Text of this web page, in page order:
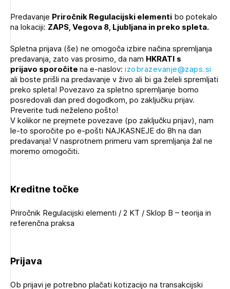
Predavanje Priročnik Regulacijski elementi bo potekalo
na lokaciji: ZAPS, Vegova 8, Ljubljanain preko spleta.
Spletna prijava (še) ne omogoča izbire načina spremljanja
predavanja, zato vas prosimo, da nam HKRATI s
prijavo sporočitena e-naslov: izobrazevanje@zaps.si
ali boste prišli na predavanje v živo ali bi ga želeli spremljati
preko spleta! Povezavo za spletno spremljanje bomo
posredovali dan pred dogodkom, po zaključku prijav.
Preverite tudi neželeno pošto!
V kolikor ne prejmete povezave (po zaključku prijav), nam
le-to sporočite po e-pošti NAJKASNEJE do 8h na dan
predavanja! V nasprotnem primeru vam spremljanja žal ne
moremo omogočiti.
Kreditne točke
Priročnik Regulacijski elementi / 2 KT / Sklop B – teorija in
referenčna praksa
Prijava
Ob prijavi je potrebno plačati kotizacijo na transakcijski